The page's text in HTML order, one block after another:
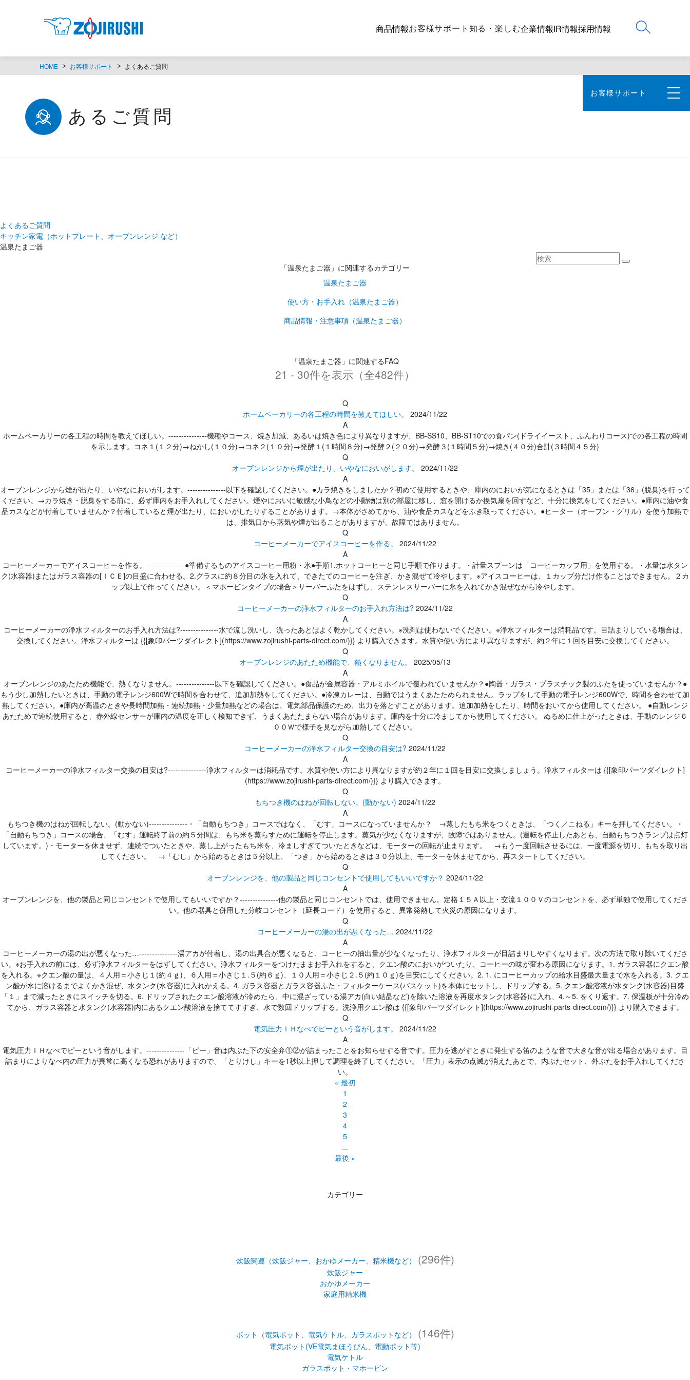
商品情報お客様サポート 知る・楽しむ企業情報IR情報採用情報
HOME お客様サポート よくあるご質問
お客様サポート
よくあるご質問
よくあるご質問
キッチン家電（ホットプレート、オーブンレンジ など）
温泉たまご器
「温泉たまご器」に関連するカテゴリー
温泉たまご器
使い方・お手入れ（温泉たまご器）
商品情報・注意事項（温泉たまご器）
「温泉たまご器」に関連するFAQ
21 - 30件を表示（全482件）
Q
ホームベーカリーの各工程の時間を教えてほしい。
2024/11/22
A
ホームベーカリーの各工程の時間を教えてほしい。---------------機種やコース、焼き加減、あるいは焼き色により異なりますが、BB-SS10、BB-ST10での食パン(ドライイースト、ふんわりコース)での各工程の時間
を示します。コネ１(１２分)→ねかし(１０分)→コネ２(１０分)→発酵１(１時間８分)→発酵２(２０分)→発酵３(１時間５分)→焼き(４０分)合計(３時間４５分)
Q
オーブンレンジから煙が出たり、いやなにおいがします。
2024/11/22
A
オーブンレンジから煙が出たり、いやなにおいがします。---------------以下を確認してください。●カラ焼きをしましたか？初めて使用するときや、庫内のにおいが気になるときは「35」または「36」(脱臭)を行って
ください。→カラ焼き・脱臭をする前に、必ず庫内をお手入れしてください。煙やにおいに敏感な小鳥などの小動物は別の部屋に移し、窓を開けるか換気扇を回すなど、十分に換気をしてください。●庫内に油や食
品カスなどが付着していませんか？付着していると煙が出たり、においがしたりすることがあります。→本体がさめてから、油や食品カスなどをふき取ってください。●ヒーター（オーブン・グリル）を使う加熱で
は、排気口から蒸気や煙が出ることがありますが、故障ではありません。
Q
コーヒーメーカーでアイスコーヒーを作る。
2024/11/22
A
コーヒーメーカーでアイスコーヒーを作る。---------------●準備するものアイスコーヒー用粉・氷●手順1.ホットコーヒーと同じ手順で作ります。・計量スプーンは「コーヒーカップ用」を使用する。・水量は水タン
ク(水容器)またはガラス容器の[ＩＣＥ]の目盛に合わせる。2.グラスに約８分目の氷を入れて、できたてのコーヒーを注ぎ、かき混ぜて冷やします。※アイスコーヒーは、１カップ分だけ作ることはできません。２カ
ップ以上で作ってください。＜マホービンタイプの場合＞サーバーふたをはずし、ステンレスサーバーに氷を入れてかき混ぜながら冷やします。
Q
コーヒーメーカーの浄水フィルターのお手入れ方法は? 2024/11/22
A
コーヒーメーカーの浄水フィルターのお手入れ方法は?---------------水で流し洗いし、洗ったあとはよく乾かしてください。※洗剤は使わないでください。※浄水フィルターは消耗品です。目詰まりしている場合は、
交換してください。浄水フィルターは {{[象印パーツダイレクト](https://www.zojirushi-parts-direct.com/)}} より購入できます。水質や使い方により異なりますが、約２年に１回を目安に交換してください。
Q
オーブンレンジのあたため機能で、熱くなりません。
2025/05/13
A
オーブンレンジのあたため機能で、熱くなりません。---------------以下を確認してください。●食品が金属容器・アルミホイルで覆われていませんか？●陶器・ガラス・プラスチック製のふたを使っていませんか？●
もう少し加熱したいときは、手動の電子レンジ600Wで時間を合わせて、追加加熱をしてください。●冷凍カレーは、自動ではうまくあたためられません。ラップをして手動の電子レンジ600Wで、時間を合わせて加
熱してください。●庫内が高温のときや長時間加熱・連続加熱・少量加熱などの場合は、電気部品保護のため、出力を落とすことがあります。追加加熱をしたり、時間をおいてから使用してください。 ●自動レンジ
あたためで連続使用すると、赤外線センサーが庫内の温度を正しく検知できず、うまくあたたまらない場合があります。庫内を十分に冷ましてから使用してください。 ぬるめに仕上がったときは、手動のレンジ６
００Ｗで様子を見ながら加熱してください。
Q
コーヒーメーカーの浄水フィルター交換の目安は? 2024/11/22
A
コーヒーメーカーの浄水フィルター交換の目安は?---------------浄水フィルターは消耗品です。水質や使い方により異なりますが約２年に１回を目安に交換しましょう。浄水フィルターは {{[象印パーツダイレクト]
(https://www.zojirushi-parts-direct.com/)}} より購入できます。
Q
もちつき機のはねが回転しない。(動かない) 2024/11/22
A
もちつき機のはねが回転しない。(動かない)---------------・「自動もちつき」コースではなく、「むす」コースになっていませんか？ →蒸したもち米をつくときは、「つく／こねる」キーを押してください。・
「自動もちつき」コースの場合、「むす」運転終了前の約５分間は、もち米を蒸らすために運転を停止します。蒸気が少なくなりますが、故障ではありません。(運転を停止したあとも、自動もちつきランプは点灯
しています。)・モーターを休ませず、連続でついたときや、蒸し上がったもち米を、冷ましすぎてついたときなどは、モーターの回転が止まります。 →もう一度回転させるには、一度電源を切り、もちを取り出
してください。 →「むし」から始めるときは５分以上、「つき」から始めるときは３０分以上、モーターを休ませてから、再スタートしてください。
Q
オーブンレンジを、他の製品と同じコンセントで使用してもいいですか？ 2024/11/22
A
オーブンレンジを、他の製品と同じコンセントで使用してもいいですか？---------------他の製品と同じコンセントでは、使用できません。定格１５Ａ以上・交流１００Ｖのコンセントを、必ず単独で使用してくださ
い。他の器具と併用した分岐コンセント（延長コード）を使用すると、異常発熱して火災の原因になります。
Q
コーヒーメーカーの湯の出が悪くなった… 2024/11/22
A
コーヒーメーカーの湯の出が悪くなった…---------------湯アカが付着し、湯の出具合が悪くなると、コーヒーの抽出量が少なくなったり、浄水フィルターが目詰まりしやすくなります。次の方法で取り除いてくださ
い。※お手入れの前には、必ず浄水フィルターをはずしてください。浄水フィルターをつけたままお手入れをすると、クエン酸のにおいがついたり、コーヒーの味が変わる原因になります。1. ガラス容器にクエン酸
を入れる。※クエン酸の量は、４人用＝小さじ１(約４ｇ)、６人用＝小さじ１.５(約６ｇ)、１０人用＝小さじ２.５(約１０ｇ)を目安にしてください。2. 1. にコーヒーカップの給水目盛最大量まで水を入れる。3. クエ
ン酸が水に溶けるまでよくかき混ぜ、水タンク(水容器)に入れかえる。4. ガラス容器とガラス容器ふた・フィルターケース(バスケット)を本体にセットし、ドリップする。5. クエン酸溶液が水タンク(水容器)目盛
「１」まで減ったときにスイッチを切る。6. ドリップされたクエン酸溶液が冷めたら、中に混ざっている湯アカ(白い結晶など)を除いた溶液を再度水タンク(水容器)に入れ、4.～5. をくり返す。7. 保温板が十分冷め
てから、ガラス容器と水タンク(水容器)内にあるクエン酸溶液を捨ててすすぎ、水で数回ドリップする。洗浄用クエン酸は {{[象印パーツダイレクト](https://www.zojirushi-parts-direct.com/)}} より購入できます。
Q
電気圧力ＩＨなべでピーという音がします。
2024/11/22
A
電気圧力ＩＨなべでピーという音がします。---------------「ピー」音は内ぶた下の安全弁①②が詰まったことをお知らせする音です。圧力を逃がすときに発生する笛のような音で大きな音が出る場合があります。目
詰まりによりなべ内の圧力が異常に高くなる恐れがありますので、「とりけし」キーを1秒以上押して調理を終了してください。「圧力」表示の点滅が消えたあとで、内ぶたセット、外ぶたをお手入れしてくださ
い。
« 最初
1
2
3
4
5
...
最後 »
カテゴリー
炊飯関連（炊飯ジャー、おかゆメーカー、精米機など） (296件)
炊飯ジャー
おかゆメーカー
家庭用精米機
ポット（電気ポット、電気ケトル、ガラスポットなど） (146件)
電気ポット(VE電気まほうびん、電動ポット等)
電気ケトル
ガラスポット・マホービン